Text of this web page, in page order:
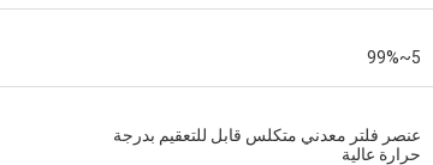
5~99%
عنصر فلتر معدني متكلس قابل للتعقيم بدرجة
حرارة عالية